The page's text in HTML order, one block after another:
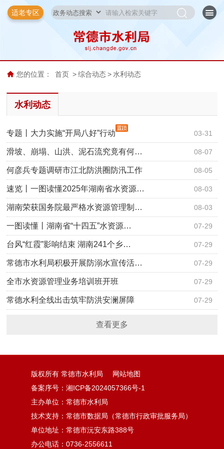
适老专区
您的位置： 首页 > 综合动态 > 水利动态
水利动态
03-31
专题丨大力实施“开局八好”行动
08-07
滑坡、崩塌、山洪、泥石流究竟有何…
08-05
何彦兵专题调研市江北防洪圈防汛工作
08-03
速览丨一图读懂2025年湖南省水资源…
08-03
湖南荣获国务院最严格水资源管理制…
07-29
一图读懂丨湖南省“十四五”水资源…
07-29
台风“红霞”影响结束 湖南241个乡…
07-29
常德市水利局积极开展防溺水宣传活…
07-29
全市水资源管理业务培训班开班
07-29
常德水利全线出击筑牢防洪安澜屏障
查看更多
版权所有 常德市水利局
网站地图
备案序号：湘ICP备2024057366号-1
主办单位：常德市水利局
技术支持：常德市数据局（常德市行政审批服务局）
单位地址：常德市沅安东路388号
办公电话：0736-2556611